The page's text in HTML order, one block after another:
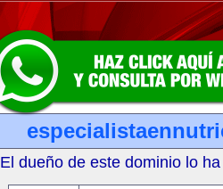
El dueño de este dominio lo